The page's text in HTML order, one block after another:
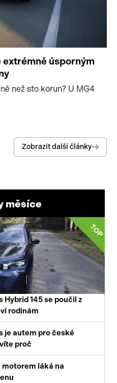
extrémně úsporným
než sto korun? U MG4
Zobrazit další články
měsíce
TOP
Hybrid 145 se poučil z
rodinám
je autem pro české
proč
motorem láká na